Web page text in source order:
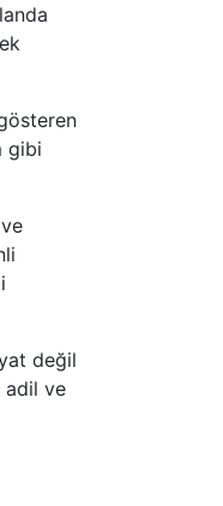
gibi
değil
adil ve